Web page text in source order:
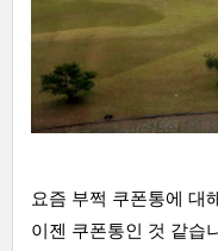
요즘 부쩍 쿠폰통에 대
이젠 쿠폰통인 것 같습